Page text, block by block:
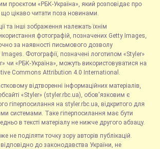
проєктом «РБК-Україна», який розповідає про
що цікаво читати поза новинами.
та інші зображення належать їхнім
фотографій, позначених Getty Images,
за наявності письмового дозволу
Фотографії, позначені логотипом «Styler»
чи «РБК-Україна», можуть використовуватися на
Commons Attribution 4.0 International.
відтворенні інформаційних матеріалів,
«Styler» (styler.rbc.ua), обов'язковим є
гіперпосилання на styler.rbc.ua, відкритого для
системами. Таке гіперпосилання має бути
в тексті матеріалу не нижче другого абзацу.
не поділяти точку зору авторів публікацій.
до законодавства України, не